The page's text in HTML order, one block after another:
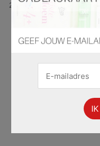
28.10.2024 tot 03.11.2024.